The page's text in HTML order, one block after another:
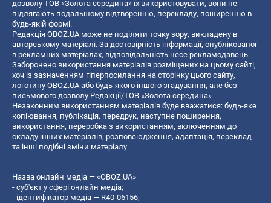
дозволу ТОВ «Золота середина» їх використовувати, вони не
підлягають подальшому відтворенню, перекладу, поширенню в
будь-якій формі.
Редакція OBOZ.UA може не поділяти точку зору, викладену в
авторському матеріалі. За достовірність інформації, опублікованої
в рекламних матеріалах, відповідальність несе рекламодавець.
Заборонено використання матеріалів розміщених на цьому сайті,
хоч із зазначенням гіперпосилання на сторінку цього сайту,
логотипу OBOZ.UA або будь-якого іншого згадування, але без
письмового дозволу Редакції/ТОВ «Золота середина»
Незаконним використанням матеріалів буде вважатися: будь-яке
копiювання, публiкацiя, передрук, наступне поширення,
використання, переробка з використанням, включенням до
складу інших матеріалів, розповсюдження, адаптація, переклад
та інші подібні зміни матеріалу.
Назва онлайн медіа — «OBOZ.UA»
- суб'єкт у сфері онлайн медіа;
- ідентифікатор медіа — R40-06156;